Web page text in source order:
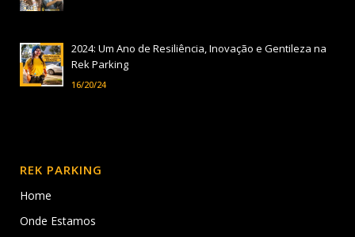
2024: Um Ano de Resiliência, Inovação e Gentileza na
Rek Parking
16/20/24
REK PARKING
Home
Onde Estamos